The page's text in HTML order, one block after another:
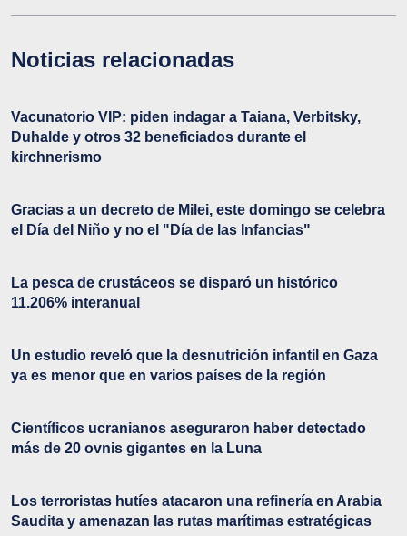
Noticias relacionadas
Vacunatorio VIP: piden indagar a Taiana, Verbitsky,
Duhalde y otros 32 beneficiados durante el
kirchnerismo
Gracias a un decreto de Milei, este domingo se celebra
el Día del Niño y no el "Día de las Infancias"
La pesca de crustáceos se disparó un histórico
11.206% interanual
Un estudio reveló que la desnutrición infantil en Gaza
ya es menor que en varios países de la región
Científicos ucranianos aseguraron haber detectado
más de 20 ovnis gigantes en la Luna
Los terroristas hutíes atacaron una refinería en Arabia
Saudita y amenazan las rutas marítimas estratégicas